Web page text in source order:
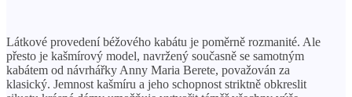
Látkové provedení béžového kabátu je poměrně rozmanité. Ale
přesto je kašmírový model, navržený současně se samotným
kabátem od návrhářky Anny Maria Berete, považován za
klasický. Jemnost kašmíru a jeho schopnost striktně obkreslit